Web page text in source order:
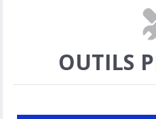
OUTILS